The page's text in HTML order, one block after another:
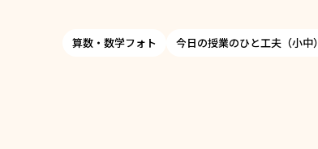
算数・数学フォト 今日の授業のひと工夫（小中）